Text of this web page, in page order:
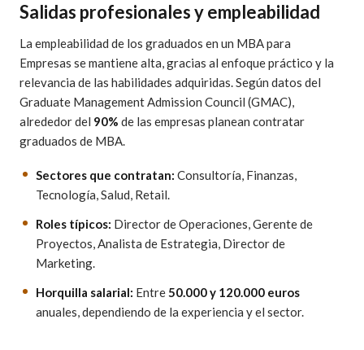
Salidas profesionales y empleabilidad
La empleabilidad de los graduados en un MBA para
Empresas se mantiene alta, gracias al enfoque práctico y la
relevancia de las habilidades adquiridas. Según datos del
Graduate Management Admission Council (GMAC),
alrededor del 90% de las empresas planean contratar
graduados de MBA.
Sectores que contratan: Consultoría, Finanzas,
Tecnología, Salud, Retail.
Roles típicos: Director de Operaciones, Gerente de
Proyectos, Analista de Estrategia, Director de
Marketing.
Horquilla salarial: Entre50.000 y 120.000 euros
anuales, dependiendo de la experiencia y el sector.